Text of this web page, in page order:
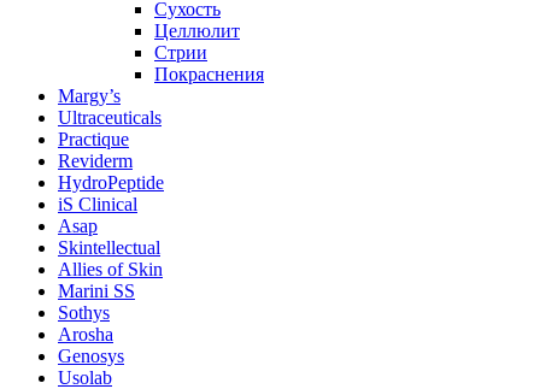
Сухость
Целлюлит
Стрии
Покраснения
Margy’s
Ultraceuticals
Practique
Reviderm
HydroPeptide
iS Clinical
Asap
Skintellectual
Allies of Skin
Marini SS
Sothys
Arosha
Genosys
Usolab